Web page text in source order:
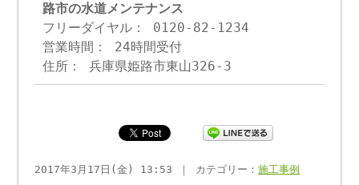
路市の水道メンテナンス
フリーダイヤル： 0120-82-1234
営業時間： 24時間受付
住所： 兵庫県姫路市東山326-3
2017年3月17日(金) 13:53 ｜ カテゴリー：施工事例